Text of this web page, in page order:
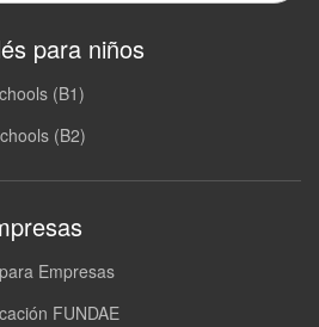
para niños
(B1)
(B2)
Empresas
FUNDAE